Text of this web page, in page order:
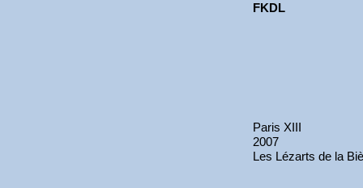
FKDL
Paris XIII
2007
Les Lézarts de la